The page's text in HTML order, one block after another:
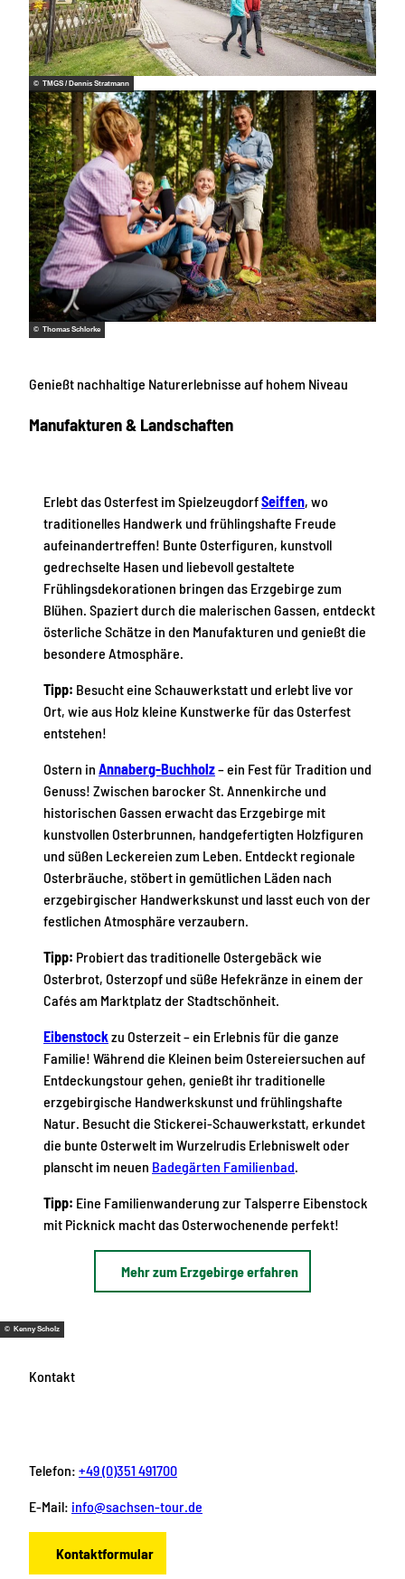
Genießt nachhaltige Naturerlebnisse auf hohem Niveau
Manufakturen & Landschaften
Erlebt das Osterfest im SpielzeugdorfSeiffen, wo
traditionelles Handwerk und frühlingshafte Freude
aufeinandertreffen! Bunte Osterfiguren, kunstvoll
gedrechselte Hasen und liebevoll gestaltete
Frühlingsdekorationen bringen das Erzgebirge zum
Blühen. Spaziert durch die malerischen Gassen, entdeckt
österliche Schätze in den Manufakturen und genießt die
besondere Atmosphäre.
Tipp: Besucht eine Schauwerkstatt und erlebt live vor
Ort, wie aus Holz kleine Kunstwerke für das Osterfest
entstehen!
Ostern in Annaberg-Buchholz– ein Fest für Tradition und
Genuss! Zwischen barocker St. Annenkirche und
historischen Gassen erwacht das Erzgebirge mit
kunstvollen Osterbrunnen, handgefertigten Holzfiguren
und süßen Leckereien zum Leben. Entdeckt regionale
Osterbräuche, stöbert in gemütlichen Läden nach
erzgebirgischer Handwerkskunst und lasst euch von der
festlichen Atmosphäre verzaubern.
Tipp: Probiert das traditionelle Ostergebäck wie
Osterbrot, Osterzopf und süße Hefekränze in einem der
Cafés am Marktplatz der Stadtschönheit.
Eibenstockzu Osterzeit – ein Erlebnis für die ganze
Familie! Während die Kleinen beim Ostereiersuchen auf
Entdeckungstour gehen, genießt ihr traditionelle
erzgebirgische Handwerkskunst und frühlingshafte
Natur. Besucht die Stickerei-Schauwerkstatt, erkundet
die bunte Osterwelt im Wurzelrudis Erlebniswelt oder
planscht im neuen Badegärten Familienbad.
Tipp: Eine Familienwanderung zur Talsperre Eibenstock
mit Picknick macht das Osterwochenende perfekt!
Mehr zum Erzgebirge erfahren
© TMGS / Dennis Stratmann
© Thomas Schlorke
© Kenny Scholz
Kontakt
Telefon: +49 (0)351 491700
E-Mail: info@sachsen-tour.de
Kontaktformular